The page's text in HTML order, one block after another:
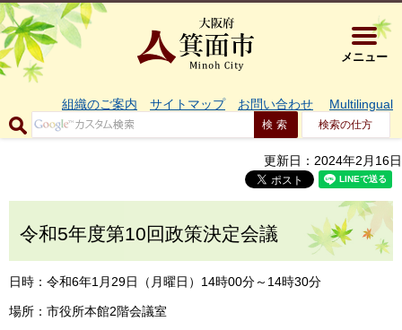
大阪府箕
メニュー
組織のご案内 サイトマップ お問い合わせ Multilingual
検索の仕方
更新日：2024年2月16日
令和5年度第10回政策決定会議
日時：令和6年1月29日（月曜日）14時00分～14時30分
場所：市役所本館2階会議室